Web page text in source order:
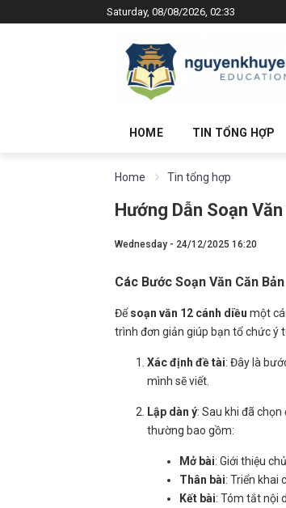
Saturday, 08/08/2026, 02:33
HOME TIN TỔNG HỢP
Home Tin tổng hợp
Hướng Dẫn Soạn
Wednesday - 24/12/2025 16:20
Các Bước Soạn Văn Căn Bản
Đểsoạn văn 12 cánh diều một
trình đơn giản giúp bạn tổ chức ý
Xác định đề tài: Đây là
mình sẽ viết.
Lập dàn ý: Sau khi đã
thường bao gồm:
Mở bài: Giới thiệu
Thân bài: Triển khai
Kết bài: Tóm tắt nội